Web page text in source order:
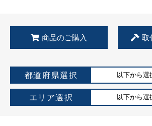
商品のご購入 取
都道府県選択 以下から選
エリア選択 以下から選